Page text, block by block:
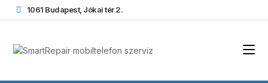
1061 Budapest, Jókai tér 2.